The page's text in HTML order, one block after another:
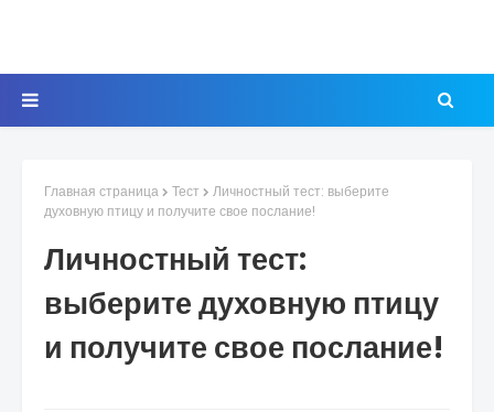
Главная страница Тест
Личностный тест: выберите
духовную птицу и получите свое послание!
Личностный тест:
выберите духовную птицу
и получите свое послание!